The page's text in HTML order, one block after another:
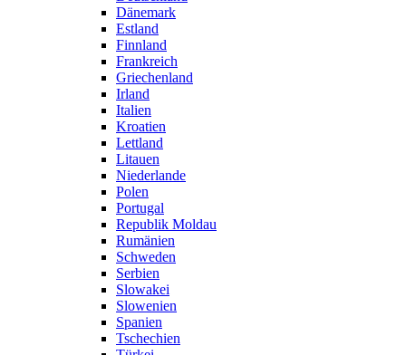
Dänemark
Estland
Finnland
Frankreich
Griechenland
Irland
Italien
Kroatien
Lettland
Litauen
Niederlande
Polen
Portugal
Republik Moldau
Rumänien
Schweden
Serbien
Slowakei
Slowenien
Spanien
Tschechien